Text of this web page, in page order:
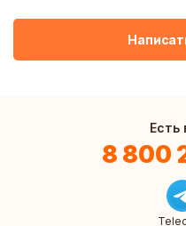
Есть
8 800